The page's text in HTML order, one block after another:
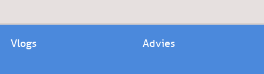
Vlogs Advies